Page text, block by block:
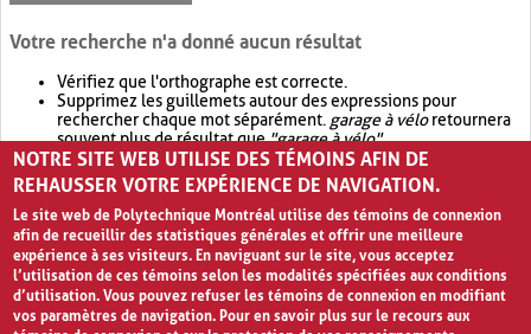
Votre recherche n'a donné aucun résultat
Vérifiez que l'orthographe est correcte.
Supprimez les guillemets autour des expressions pour
rechercher chaque mot séparément. garage à véloretournera
souvent plus de résultat que"garage à vélo".
Envisagez d'élargir votre recherche avec OR.garage OR vélo
retournera souvent plus de résultat quegarage à vélo
NOTRE SITE WEB UTILISE DES TÉMOINS AFIN DE
REHAUSSER VOTRE EXPÉRIENCE DE NAVIGATION.
Le site web de Polytechnique Montréal utilise des témoins de connexion
afin de recueillir des statistiques générales et offrir une meilleure
expérience à ses visiteurs. En naviguant sur le site, vous acceptez
l’utilisation de ces témoins selon les modalités spécifiées aux conditions
d’utilisation. Vous pouvez refuser les témoins de connexion en modifiant
vos paramètres de navigation. Pour en savoir plus sur le recours aux